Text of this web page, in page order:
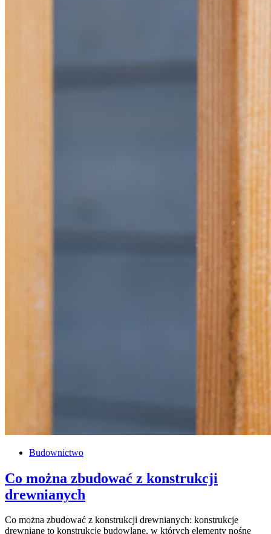
Budownictwo
Co można zbudować z konstrukcji
drewnianych
Co można zbudować z konstrukcji drewnianych: konstrukcje
drewniane to konstrukcje budowlane, w których elementy nośne